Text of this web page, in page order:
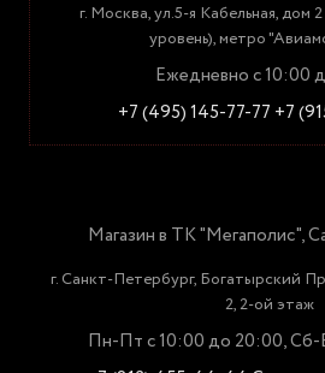
г. Москва, ул.5-я Кабельная,
уровень), метро
Ежедневно с 10:00
+7 (495) 145-77-77 +7
Магазин в ТК "Мегаполис",
г. Санкт-Петербург, Богатырский
2, 2-ой этаж
Пн-Пт с 10:00 до 20:00, Сб-